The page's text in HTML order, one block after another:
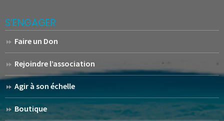
S’ENGAGER
Faire un Don
Rejoindre l’association
Agir à son échelle
Boutique